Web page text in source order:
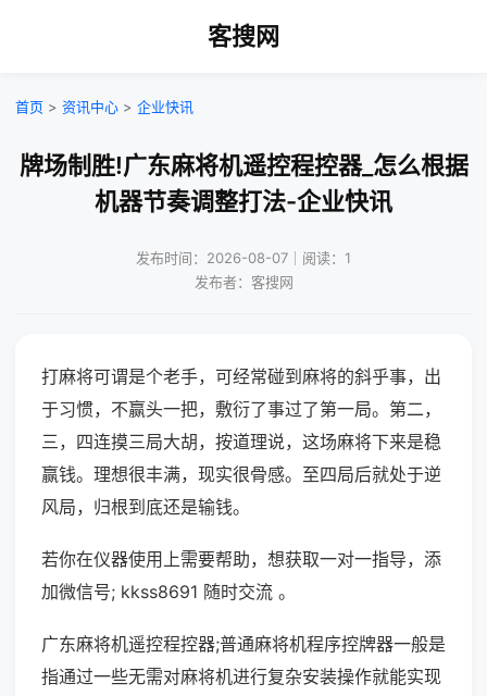
客搜网
首页 > 资讯中心 > 企业快讯
牌场制胜!广东麻将机遥控程控器_怎么根据
机器节奏调整打法-企业快讯
发布时间：2026-08-07｜阅读：1
发布者：客搜网
打麻将可谓是个老手，可经常碰到麻将的斜乎事，出
于习惯，不赢头一把，敷衍了事过了第一局。第二，
三，四连摸三局大胡，按道理说，这场麻将下来是稳
赢钱。理想很丰满，现实很骨感。至四局后就处于逆
风局，归根到底还是输钱。
若你在仪器使用上需要帮助，想获取一对一指导，添
加微信号; kkss8691 随时交流 。
广东麻将机遥控程控器;普通麻将机程序控牌器一般是
指通过一些无需对麻将机进行复杂安装操作就能实现